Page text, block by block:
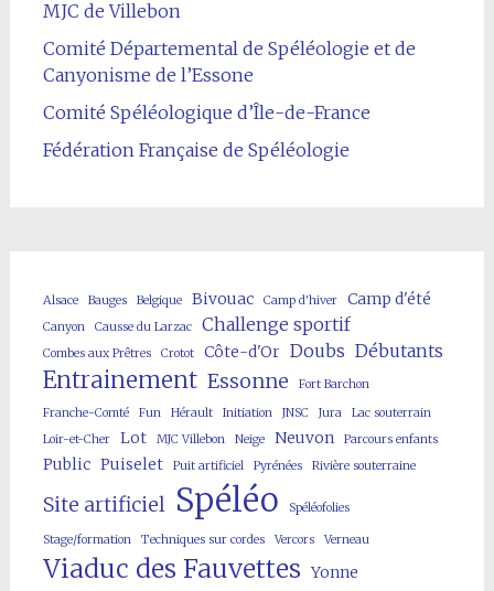
MJC de Villebon
Comité Départemental de Spéléologie et de
Canyonisme de l’Essone
Comité Spéléologique d’Île-de-France
Fédération Française de Spéléologie
Alsace Bauges Belgique Bivouac Camp d'hiver Camp d'été
Canyon Causse du Larzac Challenge sportif
Combes aux Prêtres Crotot Côte-d'Or Doubs Débutants
Entrainement Essonne
Fort Barchon
Franche-Comté
Fun Hérault Initiation JNSC Jura
Lac souterrain
Loir-et-Cher
Lot MJC Villebon Neige Neuvon Parcours enfants
Public Puiselet Puit artificiel Pyrénées Rivière souterraine
Site artificiel Spéléo Spéléofolies
Stage/formation Techniques sur cordes Vercors Verneau
Viaduc des Fauvettes Yonne